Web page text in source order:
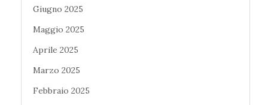
Giugno 2025
Maggio 2025
Aprile 2025
Marzo 2025
Febbraio 2025